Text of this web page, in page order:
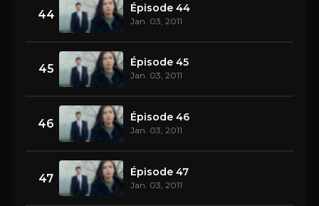
44 Épisode 44
Jan. 03, 2011
45 Épisode 45
Jan. 03, 2011
46 Épisode 46
Jan. 03, 2011
47 Épisode 47
Jan. 03, 2011